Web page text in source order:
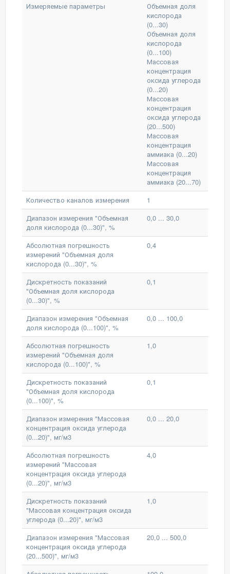
Измеряемые параметры
Объемная доля
кислорода
(0...30)
Объемная доля
кислорода
(0...100)
Массовая
концентрация
оксида углерода
(0...20)
Массовая
концентрация
оксида углерода
(20...500)
Массовая
концентрация
аммиака (0...20)
Массовая
концентрация
аммиака (20...70)
Количество каналов измерения
1
Диапазон измерения "Объемная
доля кислорода (0...30)", %
0,0 ... 30,0
Абсолютная погрешность
измерений "Объемная доля
кислорода (0...30)", %
0,4
Дискретность показаний
"Объемная доля кислорода
(0...30)", %
0,1
Диапазон измерения "Объемная
доля кислорода (0...100)", %
0,0 ... 100,0
Абсолютная погрешность
измерений "Объемная доля
кислорода (0...100)", %
1,0
Дискретность показаний
"Объемная доля кислорода
(0...100)", %
0,1
Диапазон измерения "Массовая
концентрация оксида углерода
(0...20)", мг/м3
0,0 ... 20,0
Абсолютная погрешность
измерений "Массовая
концентрация оксида углерода
(0...20)", мг/м3
4,0
Дискретность показаний
"Массовая концентрация оксида
углерода (0...20)", мг/м3
1,0
Диапазон измерения "Массовая
концентрация оксида углерода
(20...500)", мг/м3
20,0 ... 500,0